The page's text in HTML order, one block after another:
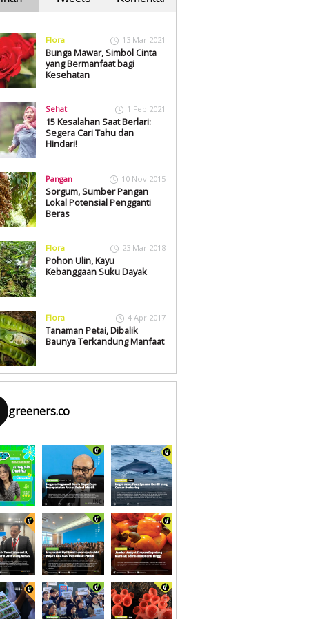
Flora 13 Mar 2021
Bunga Mawar, Simbol Cinta
yang Bermanfaat bagi
Kesehatan
Sehat 1 Feb 2021
15 Kesalahan Saat Berlari:
Segera Cari Tahu dan
Hindari!
Pangan 10 Nov 2015
Sorgum, Sumber Pangan
Lokal Potensial Pengganti
Beras
Flora 23 Mar 2018
Pohon Ulin, Kayu
Kebanggaan Suku Dayak
Flora 4 Apr 2017
Tanaman Petai, Dibalik
Baunya Terkandung Manfaat
greeners.co